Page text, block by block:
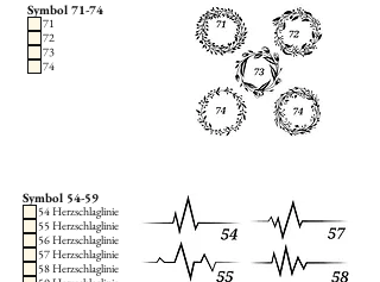
Symbol 71-74
71
72
73
74
Symbol 54-59
54 Herzschlaglinie
55 Herzschlaglinie
56 Herzschlaglinie
57 Herzschlaglinie
58 Herzschlaglinie